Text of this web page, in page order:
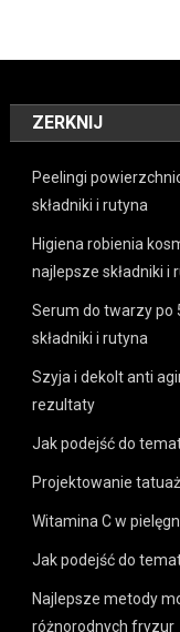
ZERKNIJ
Peelingi
składniki i rutyna
Higiena robienia
najlepsze składniki i
Serum do twarzy po
składniki i rutyna
Szyja i dekolt anti
rezultaty
Jak podejść do
Projektowanie
Witamina C w
Jak podejść do
Najlepsze metody
różnorodnych fryzur